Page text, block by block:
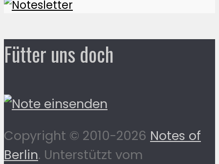
Fütter uns doch
Copyright © 2010-2026 Notes of
Berlin. Unterstützt vom